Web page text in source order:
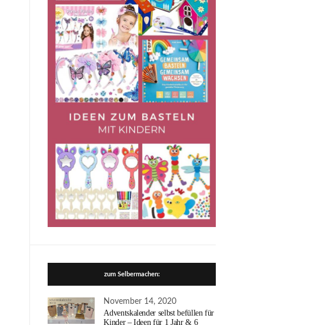
zum Selbermachen:
November 14, 2020
Adventskalender selbst befüllen für
Kinder – Ideen für 1 Jahr & 6